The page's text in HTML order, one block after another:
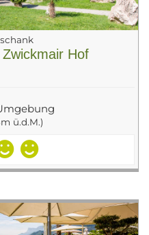
Hof
ü.d.M.)